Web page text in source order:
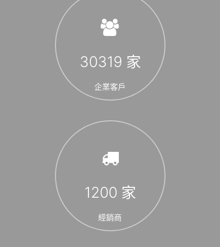
30319 家
企業客戶
1200 家
經銷商